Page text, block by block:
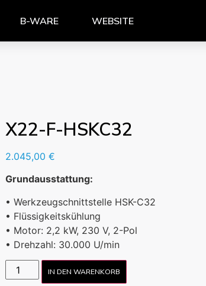
B-WARE WEBSITE
X22-F-HSKC32
2.045,00 €
Grundausstattung:
• Werkzeugschnittstelle HSK-C32
• Flüssigkeitskühlung
• Motor: 2,2 kW, 230 V, 2-Pol
• Drehzahl: 30.000 U/min
IN DEN WARENKORB